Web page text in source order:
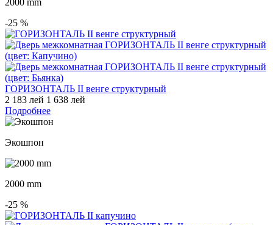
-25 %
ГОРИЗОНТАЛЬ II венге структурный
2 183 лей 1 638 лей
Подробнее
Экошпон
2000 mm
-25 %